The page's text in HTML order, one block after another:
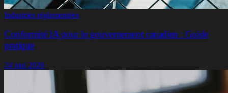
Industries réglementées
Conformité IA pour le gouvernement canadien : Guide
pratique
24 mai 2026